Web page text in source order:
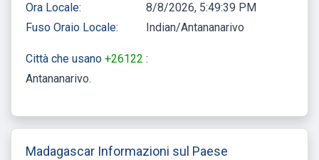
Ora Locale:
8/8/2026, 5:49:39 PM
Fuso Oraio Locale:
Indian/Antananarivo
Città che usano +26122 :
Antananarivo
Madagascar Informazioni sul Paese